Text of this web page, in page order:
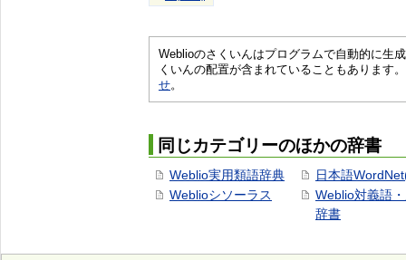
Weblioのさくいんはプログラムで自動的に生
くいんの配置が含まれていることもあります
せ。
同じカテゴリーのほかの辞書
Weblio実用類語辞典
Weblioシソーラス
日本語
Weblio対義語
辞書